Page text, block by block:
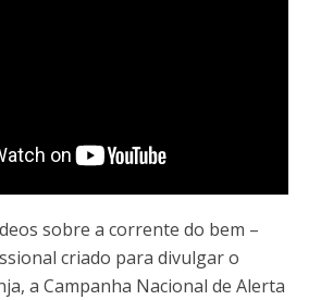
sobre a corrente do bem –
criado para divulgar o
a Campanha Nacional de Alerta